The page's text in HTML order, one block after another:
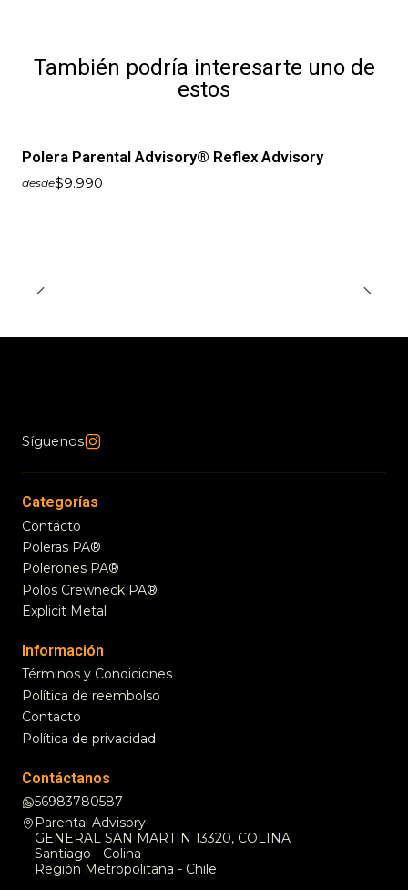
También podría interesarte uno de
estos
Polera Parental Advisory® Reflex Advisory
desde$9.990
Síguenos
Categorías
Contacto
Poleras PA®
Polerones PA®
Polos Crewneck PA®
Explicit Metal
Información
Términos y Condiciones
Política de reembolso
Contacto
Política de privacidad
Contáctanos
56983780587
Parental Advisory
GENERAL SAN MARTIN 13320, COLINA
Santiago - Colina
Región Metropolitana - Chile